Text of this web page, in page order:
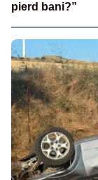
pierd bani?”